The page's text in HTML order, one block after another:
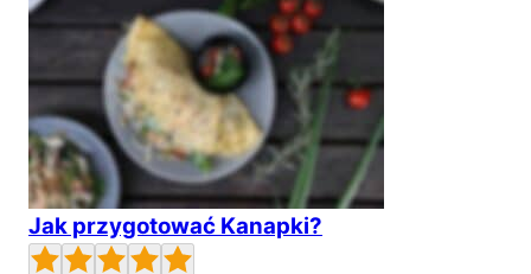
Jak przygotować Kanapki?